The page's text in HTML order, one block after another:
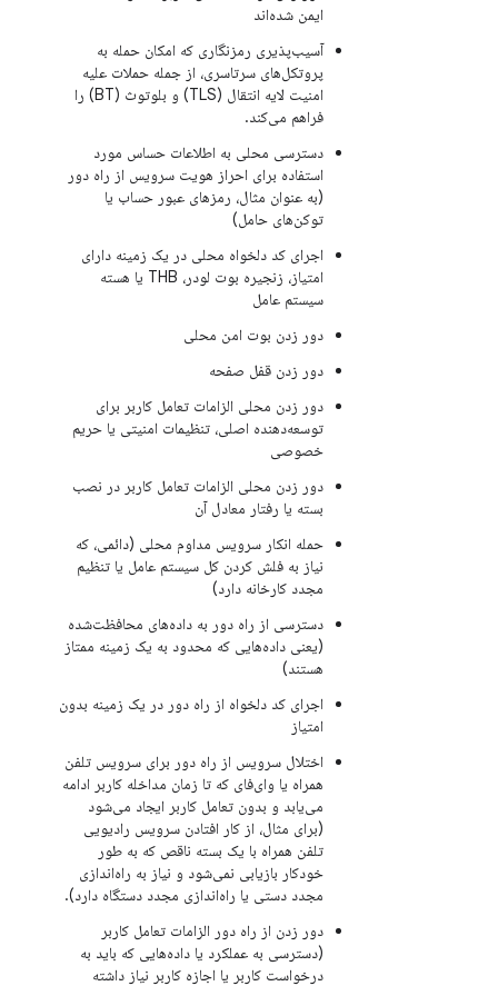
ایمن شده‌اند
آسیب‌پذیری رمزنگاری که امکان حمله به
پروتکل‌های سرتاسری، از جمله حملات علیه
امنیت لایه انتقال (TLS) و بلوتوث (BT) را
فراهم می‌کند.
دسترسی محلی به اطلاعات حساس مورد
استفاده برای احراز هویت سرویس از راه دور
(به عنوان مثال، رمزهای عبور حساب یا
توکن‌های حامل)
اجرای کد دلخواه محلی در یک زمینه دارای
امتیاز، زنجیره بوت لودر، THB یا هسته
سیستم عامل
دور زدن بوت امن محلی
دور زدن قفل صفحه
دور زدن محلی الزامات تعامل کاربر برای
توسعه‌دهنده اصلی، تنظیمات امنیتی یا حریم
خصوصی
دور زدن محلی الزامات تعامل کاربر در نصب
بسته یا رفتار معادل آن
حمله انکار سرویس مداوم محلی (دائمی، که
نیاز به فلش کردن کل سیستم عامل یا تنظیم
مجدد کارخانه دارد)
دسترسی از راه دور به داده‌های محافظت‌شده
(یعنی داده‌هایی که محدود به یک زمینه ممتاز
هستند)
اجرای کد دلخواه از راه دور در یک زمینه بدون
امتیاز
اختلال سرویس از راه دور برای سرویس تلفن
همراه یا وای‌فای که تا زمان مداخله کاربر ادامه
می‌یابد و بدون تعامل کاربر ایجاد می‌شود
(برای مثال، از کار افتادن سرویس رادیویی
تلفن همراه با یک بسته ناقص که به طور
خودکار بازیابی نمی‌شود و نیاز به راه‌اندازی
مجدد دستی یا راه‌اندازی مجدد دستگاه دارد).
دور زدن از راه دور الزامات تعامل کاربر
(دسترسی به عملکرد یا داده‌هایی که باید به
درخواست کاربر یا اجازه کاربر نیاز داشته